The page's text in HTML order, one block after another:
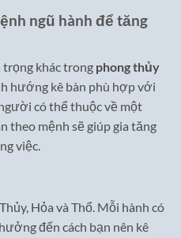
ngũ hành để tăng
khác trong phong thủy
hướng kê bàn phù hợp với
có thể thuộc về một
theo mệnh sẽ giúp gia tăng
việc.
Hỏa và Thổ. Mỗi hành có
đến cách bạn nên kê